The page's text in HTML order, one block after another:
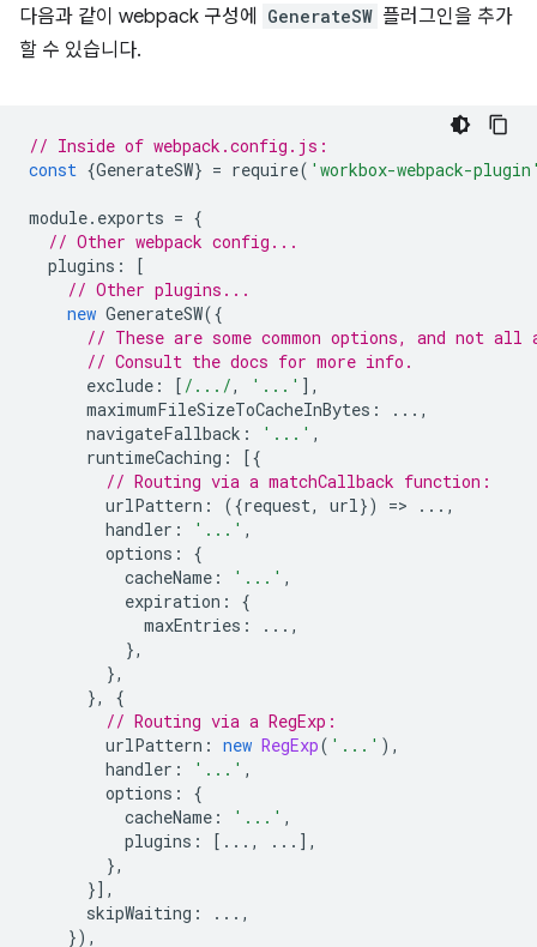
다음과 같이 webpack 구성에 GenerateSW 플러그인을 추가
할 수 있습니다.
// Inside of webpack.config.js:
const {GenerateSW} = require( 'workbox-webpack-
module. exports = {
// Other webpack config...
plugins :
[
// Other plugins...
new GenerateSW({
// These are some common options, and not
// Consult the docs for more info.
exclude : [ /.../, '...' ],
maximumFileSizeToCacheInBytes :
...,
navigateFallback : '...' ,
runtimeCaching :
[{
// Routing via a matchCallback function:
urlPattern : ({request, url}) =>
...,
handler : '...' ,
options :
{
cacheName : '...' ,
expiration :
{
maxEntries :
...,
},
},
},
{
// Routing via a RegExp:
urlPattern : new RegExp( '...' ),
handler : '...' ,
options :
{
cacheName : '...' ,
plugins : [...,
...],
},
}],
skipWaiting :
...,
}),